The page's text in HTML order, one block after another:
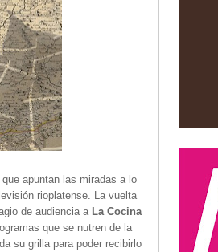
apuntan las miradas a lo
rioplatense. La vuelta
de audiencia a La Cocina
que se nutren de la
su grilla para poder recibirlo